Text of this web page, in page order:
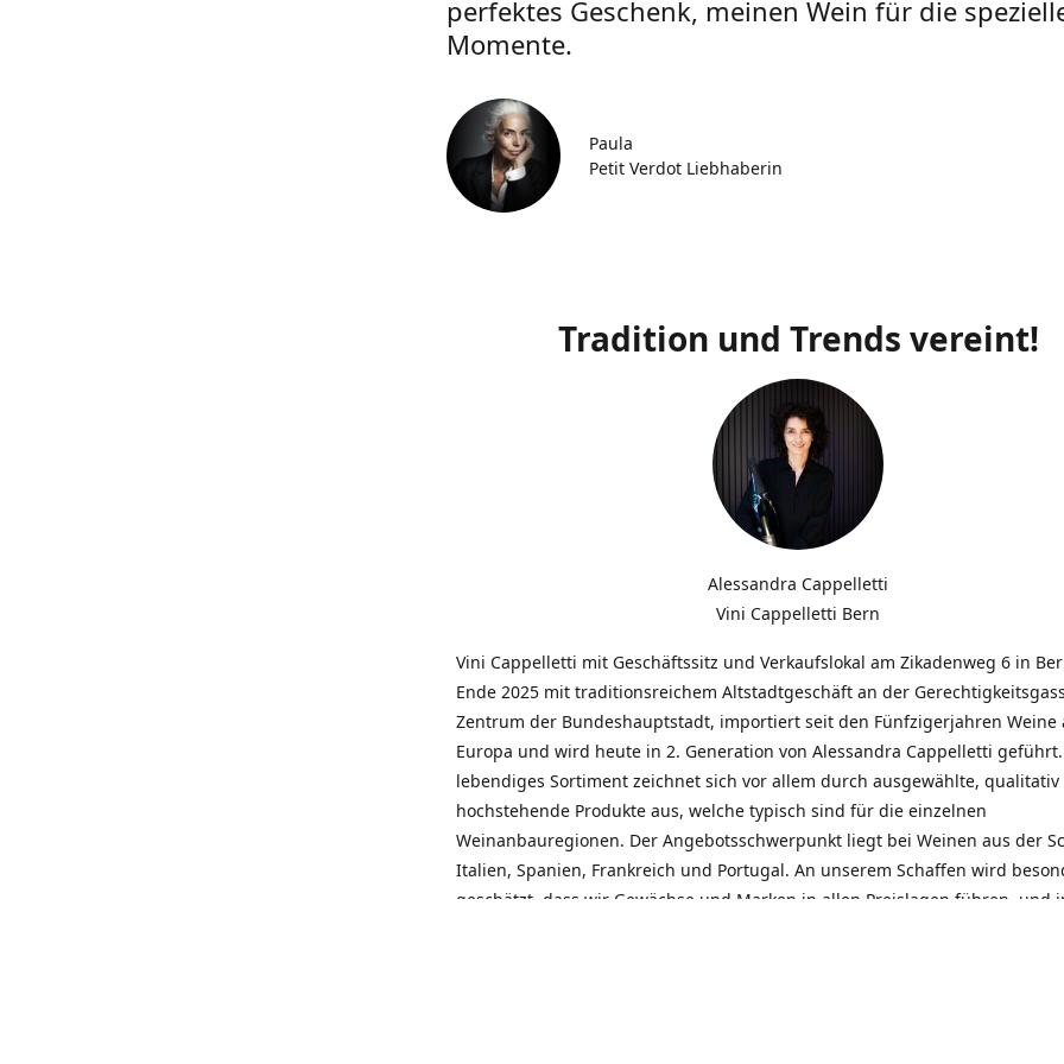
perfektes Geschenk, meinen Wein für die
Momente.
Paula
Petit Verdot Liebhaberin
Tradition und Trends vereint!
Alessandra Cappelletti
Vini Cappelletti Bern
Vini Cappelletti mit Geschäftssitz und Verkaufslokal am Zikadenweg 6 in
Ende 2025 mit traditionsreichem Altstadtgeschäft an der
Zentrum der Bundeshauptstadt, importiert seit den Fünfzigerjahren Weine
Europa und wird heute in 2. Generation von Alessandra Cappelletti
lebendiges Sortiment zeichnet sich vor allem durch ausgewählte, qualitativ
hochstehende Produkte aus, welche typisch sind für die einzelnen
Weinanbauregionen. Der Angebotsschwerpunkt liegt bei Weinen aus der
Italien, Spanien, Frankreich und Portugal. An unserem Schaffen wird
geschätzt, dass wir Gewächse und Marken in allen Preislagen führen, und